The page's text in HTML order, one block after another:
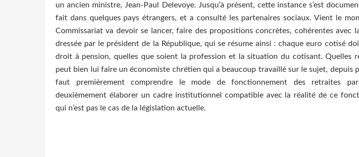
un ancien ministre, Jean-Paul Delevoye. Jusqu’à présent, cette instance s’est
fait dans quelques pays étrangers, et a consulté les partenaires sociaux. Vient le
Commissariat va devoir se lancer, faire des propositions concrètes, cohérentes avec
dressée par le président de la République, qui se résume ainsi : chaque euro cotisé
droit à pension, quelles que soient la profession et la situation du cotisant. Quelles
peut bien lui faire un économiste chrétien qui a beaucoup travaillé sur le sujet, depuis
faut premièrement comprendre le mode de fonctionnement des retraites
deuxièmement élaborer un cadre institutionnel compatible avec la réalité de ce
qui n’est pas le cas de la législation actuelle.